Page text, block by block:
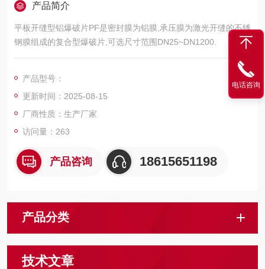
产品简介
平板开缝型铝爆破片PF是密封膜为铝膜,承压膜为激光开缝的不锈
钢膜组成的复合型爆破片,可选尺寸范围DN25~DN1200.
产品型号：
更新时间：2025-08-15
厂商性质：生产厂家
访问量：263
产品咨询 18615651198
产品分类
技术文章
电话咨询